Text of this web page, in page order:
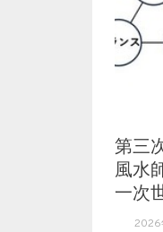
第三
風水
一次
2026